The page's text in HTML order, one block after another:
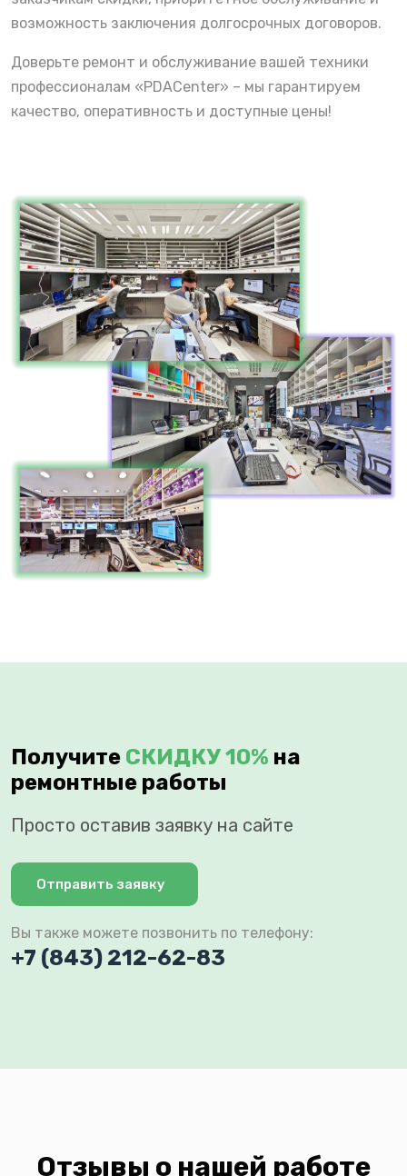
возможность заключения долгосрочных договоров.
Доверьте ремонт и обслуживание вашей техники
профессионалам «PDACenter» – мы гарантируем
качество, оперативность и доступные цены!
Получите СКИДКУ 10% на
ремонтные работы
Просто оставив заявку на сайте
Отправить заявку
Вы также можете позвонить по телефону:
+7 (843) 212-62-83
Отзывы о нашей работе